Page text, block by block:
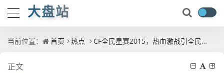
大盘站
当前位置： 首页 热点 CF全民星赛2015，热血激战引全民狂欢
正文